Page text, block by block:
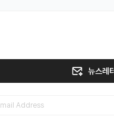
뉴스레